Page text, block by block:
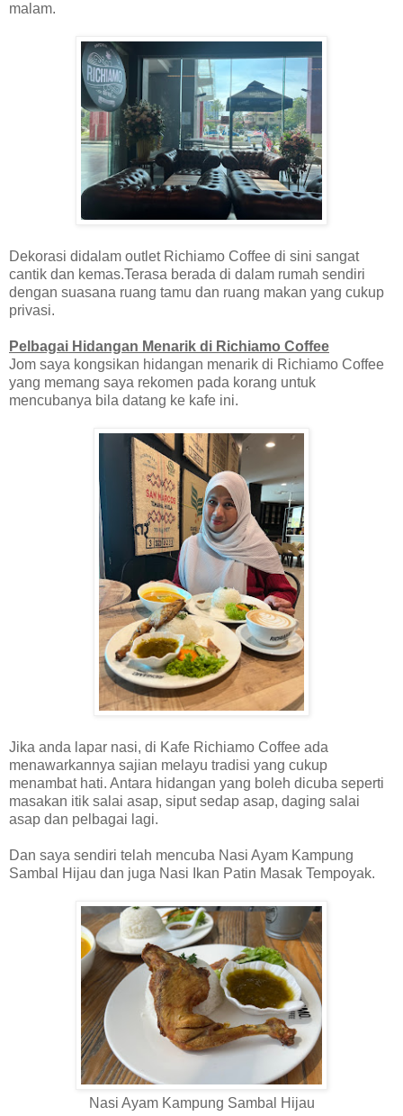
malam.
Dekorasi didalam outlet Richiamo Coffee di sini sangat
cantik dan kemas.Terasa berada di dalam rumah sendiri
dengan suasana ruang tamu dan ruang makan yang cukup
privasi.
Pelbagai Hidangan Menarik di Richiamo Coffee
Jom saya kongsikan hidangan menarik di Richiamo Coffee
yang memang saya rekomen pada korang untuk
mencubanya bila datang ke kafe ini.
Jika anda lapar nasi, di Kafe Richiamo Coffee ada
menawarkannya sajian melayu tradisi yang cukup
menambat hati. Antara hidangan yang boleh dicuba seperti
masakan itik salai asap, siput sedap asap, daging salai
asap dan pelbagai lagi.
Dan saya sendiri telah mencuba Nasi Ayam Kampung
Sambal Hijau dan juga Nasi Ikan Patin Masak Tempoyak.
Nasi Ayam Kampung Sambal Hijau